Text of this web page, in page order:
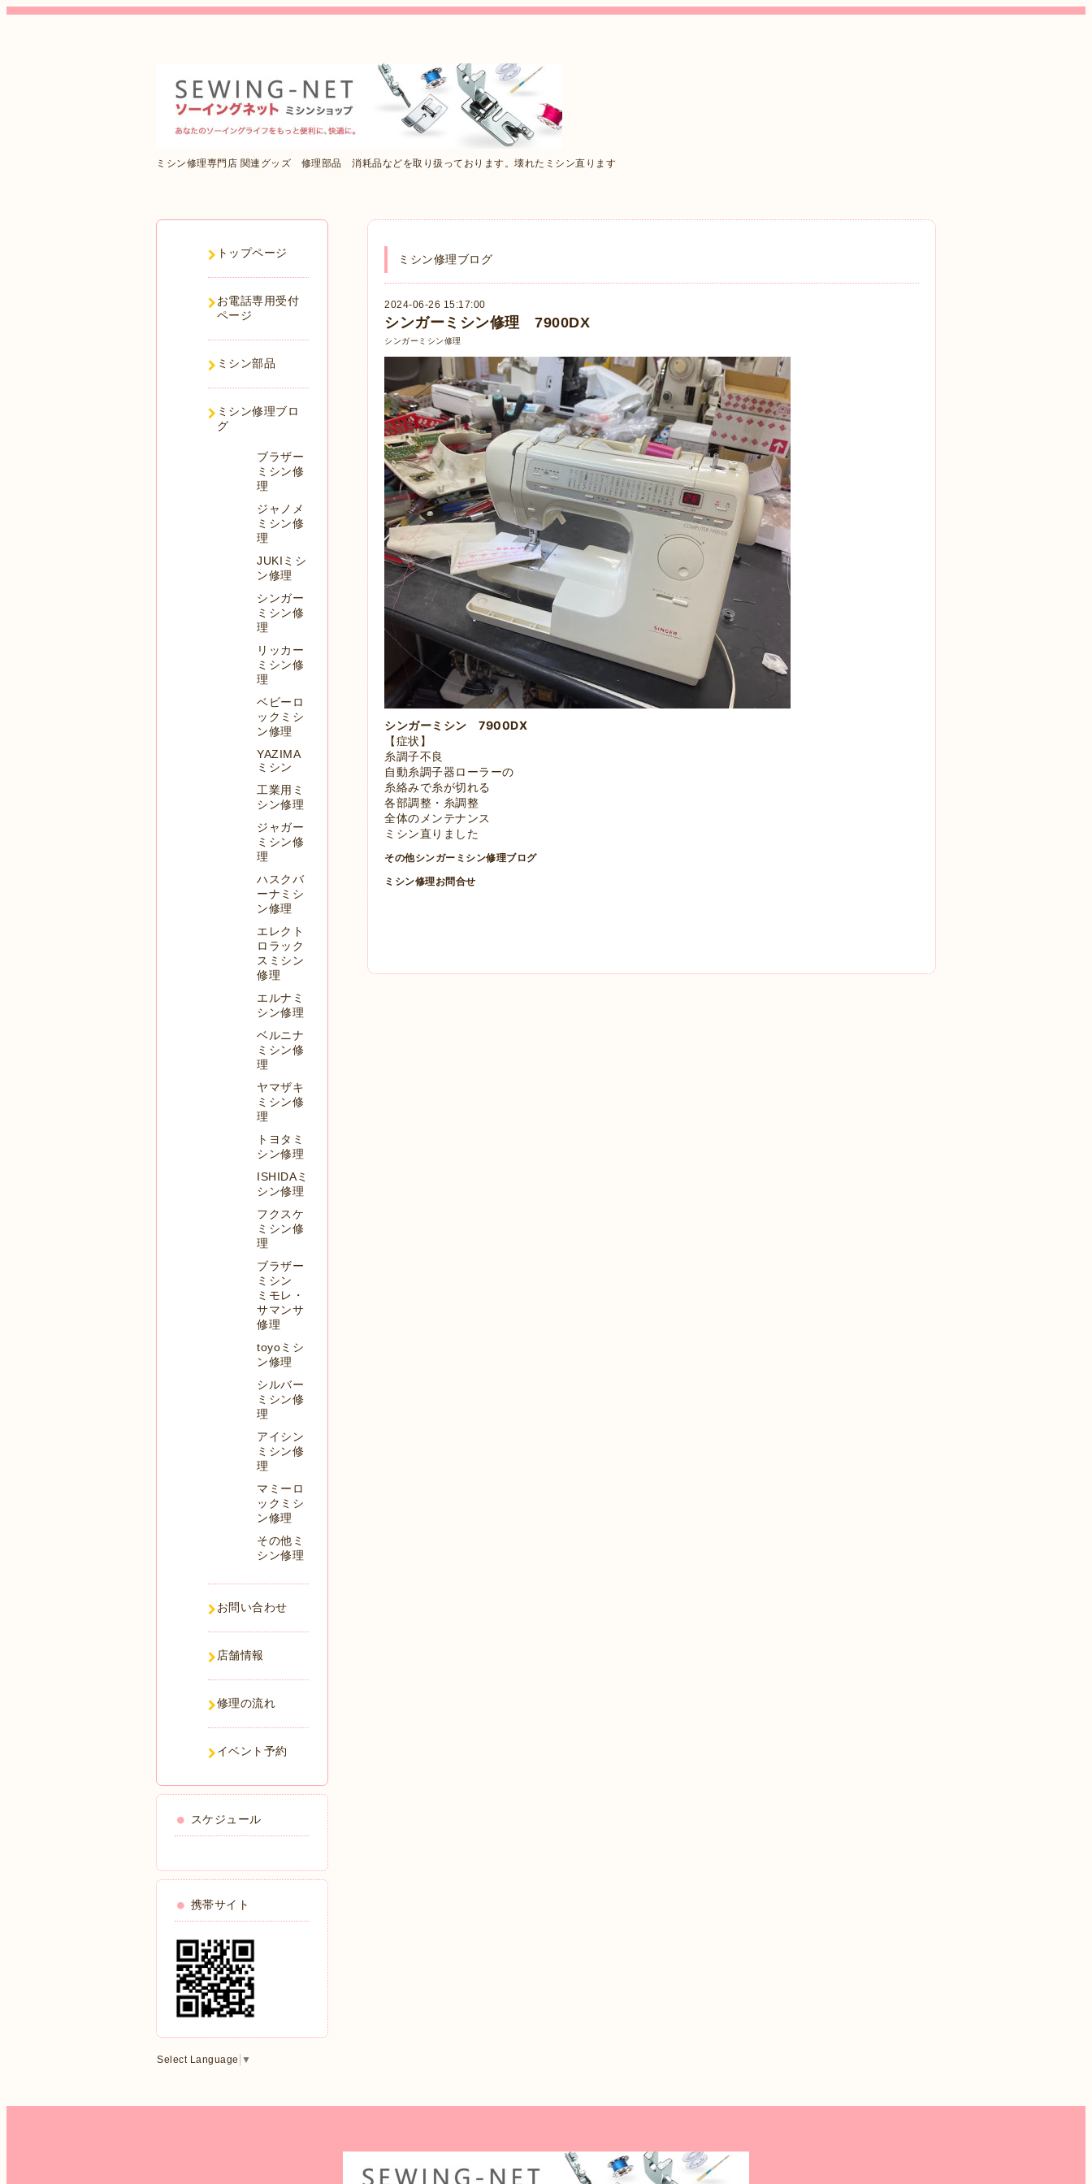
ミシン修理専門店 関連グッズ 修理部品 消耗品などを取り扱っております。壊れたミシン直ります
ミシン修理ブログ
2024-06-26 15:17:00
シンガーミシン修理 7900DX
シンガーミシン修理
シンガーミシン 7900DX
【症状】
糸調子不良
自動糸調子器ローラーの
糸絡みで糸が切れる
各部調整・糸調整
全体のメンテナンス
ミシン直りました
その他シンガーミシン修理ブログ
ミシン修理お問合せ
トップページ
お電話専用受付
ページ
ミシン部品
ミシン修理ブロ
グ
ブラザー
ミシン修
理
ジャノメ
ミシン修
理
JUKIミシ
ン修理
シンガー
ミシン修
理
リッカー
ミシン修
理
ベビーロ
ックミシ
ン修理
YAZIMA
ミシン
工業用ミ
シン修理
ジャガー
ミシン修
理
ハスクバ
ーナミシ
ン修理
エレクト
ロラック
スミシン
修理
エルナミ
シン修理
ベルニナ
ミシン修
理
ヤマザキ
ミシン修
理
トヨタミ
シン修理
ISHIDAミ
シン修理
フクスケ
ミシン修
理
ブラザー
ミシン
ミモレ・
サマンサ
修理
toyoミシ
ン修理
シルバー
ミシン修
理
アイシン
ミシン修
理
マミーロ
ックミシ
ン修理
その他ミ
シン修理
お問い合わせ
店舗情報
修理の流れ
イベント予約
スケジュール
携帯サイト
Select Language ▼